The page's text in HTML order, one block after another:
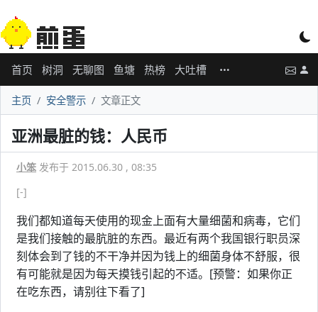
首页 树洞 无聊图 鱼塘 热榜 大吐槽
主页 安全警示 文章正文
亚洲最脏的钱：人民币
小笨 发布于 2015.06.30 , 08:35
[-]
我们都知道每天使用的现金上面有大量细菌和病毒，它们
是我们接触的最肮脏的东西。最近有两个我国银行职员深
刻体会到了钱的不干净并因为钱上的细菌身体不舒服，很
有可能就是因为每天摸钱引起的不适。[预警：如果你正
在吃东西，请别往下看了]